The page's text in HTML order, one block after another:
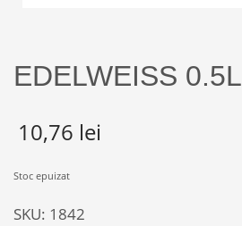
EDELWEISS 0.5L
10,76 lei
Stoc epuizat
SKU: 1842